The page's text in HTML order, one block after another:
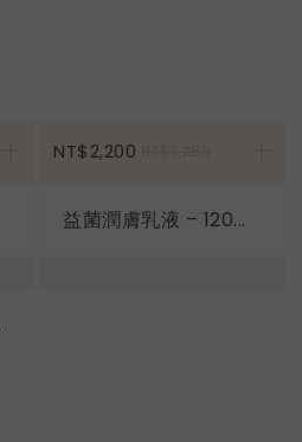
加入購物車
NT$2,200
益菌潤膚乳液 – 120...